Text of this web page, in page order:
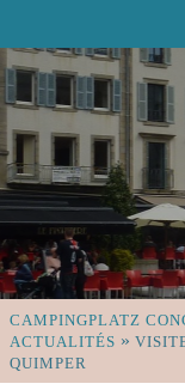
CAMPINGPLATZ
ACTUALITÉS »
QUIMPER